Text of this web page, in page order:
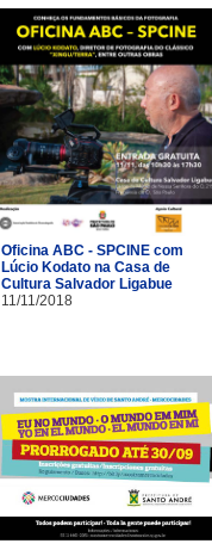
Oficina ABC - SPCINE com
Lúcio Kodato na Casa de
Cultura Salvador Ligabue
11/11/2018